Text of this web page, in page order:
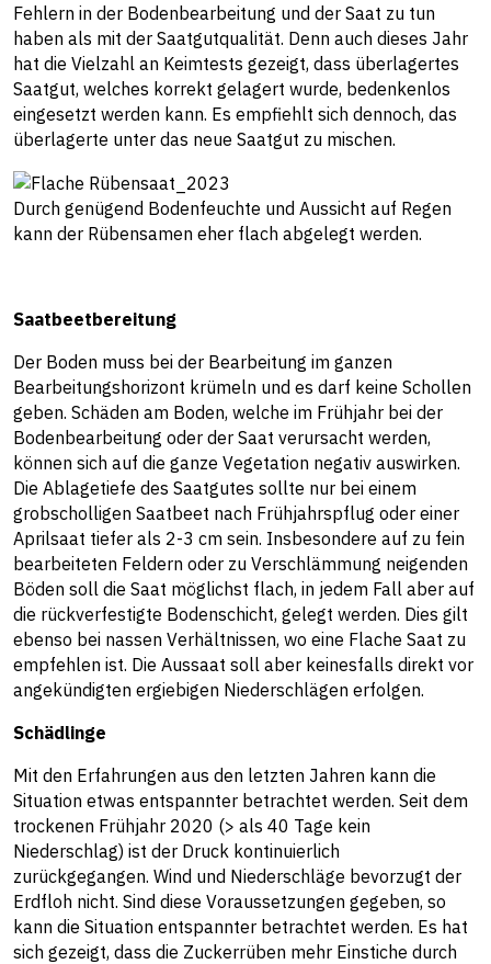
Fehlern in der Bodenbearbeitung und der Saat zu tun
haben als mit der Saatgutqualität. Denn auch dieses Jahr
hat die Vielzahl an Keimtests gezeigt, dass überlagertes
Saatgut, welches korrekt gelagert wurde, bedenkenlos
eingesetzt werden kann. Es empfiehlt sich dennoch, das
überlagerte unter das neue Saatgut zu mischen.
Durch genügend Bodenfeuchte und Aussicht auf Regen
kann der Rübensamen eher flach abgelegt werden.
Saatbeetbereitung
Der Boden muss bei der Bearbeitung im ganzen
Bearbeitungshorizont krümeln und es darf keine Schollen
geben. Schäden am Boden, welche im Frühjahr bei der
Bodenbearbeitung oder der Saat verursacht werden,
können sich auf die ganze Vegetation negativ auswirken.
Die Ablagetiefe des Saatgutes sollte nur bei einem
grobscholligen Saatbeet nach Frühjahrspflug oder einer
Aprilsaat tiefer als 2-3 cm sein. Insbesondere auf zu fein
bearbeiteten Feldern oder zu Verschlämmung neigenden
Böden soll die Saat möglichst flach, in jedem Fall aber auf
die rückverfestigte Bodenschicht, gelegt werden. Dies gilt
ebenso bei nassen Verhältnissen, wo eine Flache Saat zu
empfehlen ist. Die Aussaat soll aber keinesfalls direkt vor
angekündigten ergiebigen Niederschlägen erfolgen.
Schädlinge
Mit den Erfahrungen aus den letzten Jahren kann die
Situation etwas entspannter betrachtet werden. Seit dem
trockenen Frühjahr 2020 (> als 40 Tage kein
Niederschlag) ist der Druck kontinuierlich
zurückgegangen. Wind und Niederschläge bevorzugt der
Erdfloh nicht. Sind diese Voraussetzungen gegeben, so
kann die Situation entspannter betrachtet werden. Es hat
sich gezeigt, dass die Zuckerrüben mehr Einstiche durch